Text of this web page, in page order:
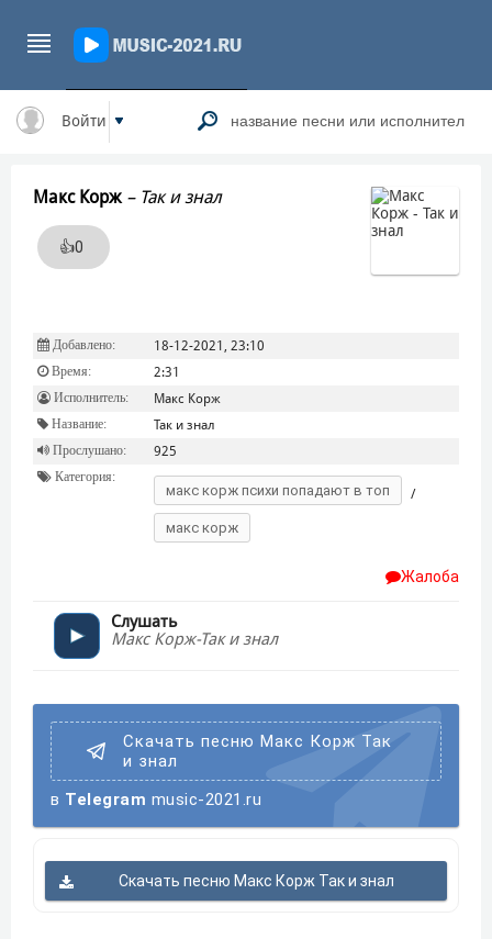
Войти
Макс Корж – Так и знал
👍0
Добавлено: 18-12-2021, 23:10
Время: 2:31
Исполнитель: Макс Корж
Название: Так и знал
Прослушано: 925
Категория:
макс корж психи попадают в топ /
макс корж
Жалоба
Слушать
Макс Корж-Так и знал
Скачать песню Макс Корж Так
и знал
в Telegram music-2021.ru
Скачать песню Макс Корж Так и знал